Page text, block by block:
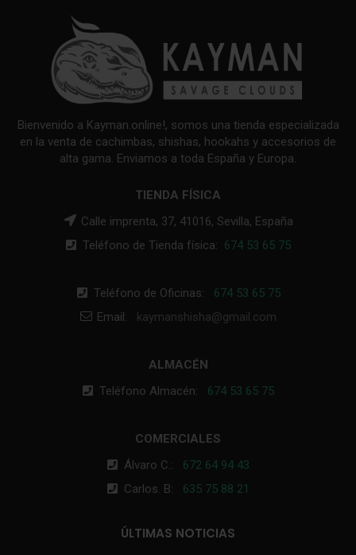
Bienvenido a Kayman.online!, somos una tienda especializada
en la venta de cachimbas, shishas, hookahs y accesorios de
alta gama. Enviamos a toda España y Europa.
TIENDA FÍSICA
Calle imprenta, 37, 41016, Sevilla, España
Teléfono de Tienda física: 674 53 65 75
Teléfono de Oficinas: 674 53 65 75
Email: kaymanshisha@gmail.com
ALMACÉN
Teléfono Almacén: 674 53 65 75
COMERCIALES
Álvaro C.: 672 64 94 43
Carlos. B: 635 75 88 21
ÚLTIMAS NOTICIAS